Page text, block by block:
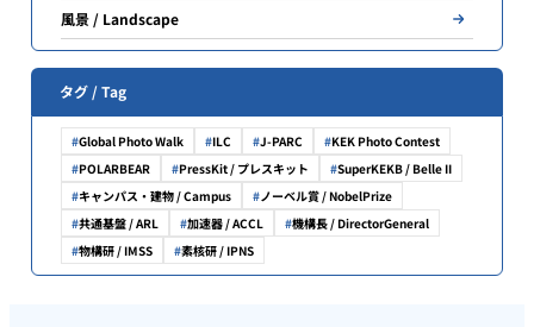
風景 / Landscape
タグ / Tag
Global Photo Walk ILC J-PARC
KEK Photo Contest
POLARBEAR
PressKit / プレスキット
SuperKEKB / Belle II
キャンパス・建物 / Campus
ノーベル賞 / NobelPrize
共通基盤 / ARL
加速器 / ACCL
機構長 / DirectorGeneral
物構研 / IMSS
素核研 / IPNS